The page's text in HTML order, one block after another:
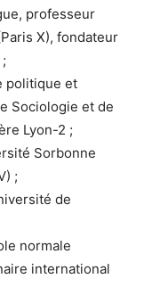
professeur
X), fondateur
politique et
Sociologie et de
Lyon-2 ;
Sorbonne
;
de
normale
international